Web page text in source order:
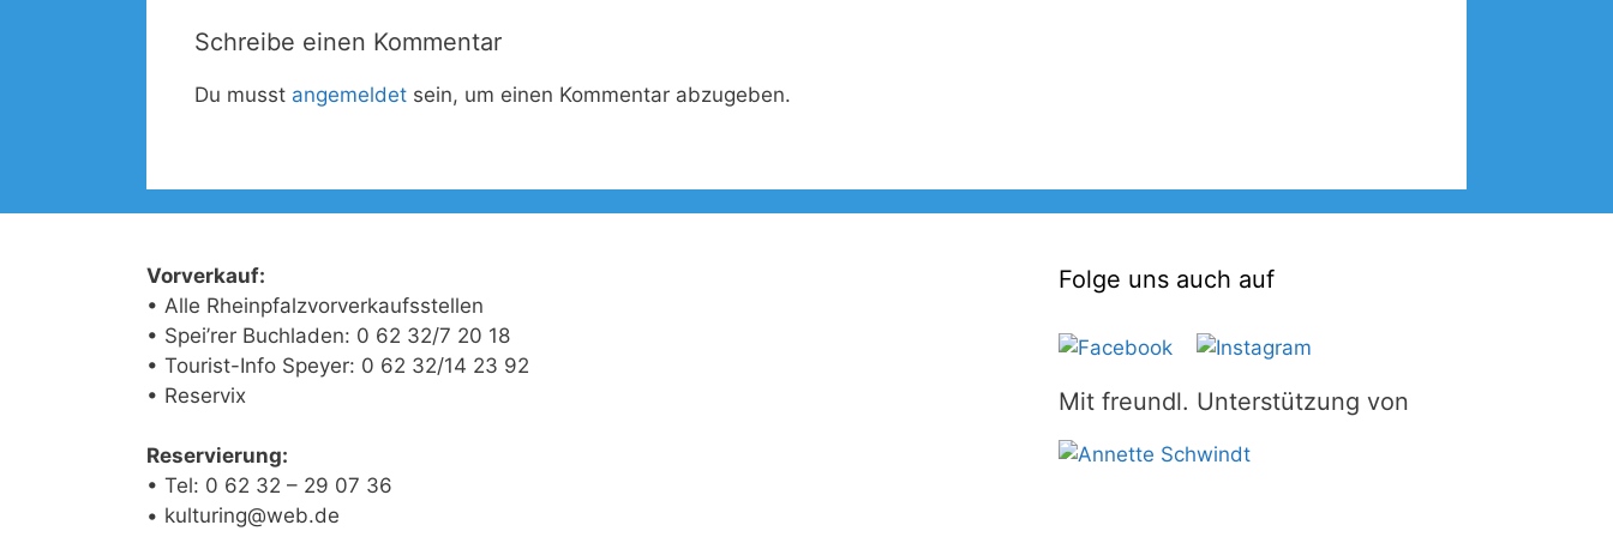
Schreibe einen Kommentar
Du musst angemeldet sein, um einen Kommentar abzugeben.
Vorverkauf:
• Alle Rheinpfalzvorverkaufsstellen
• Spei’rer Buchladen: 0 62 32/7 20 18
• Tourist-Info Speyer: 0 62 32/14 23 92
• Reservix
Reservierung:
• Tel: 0 62 32 – 29 07 36
• kulturing@web.de
Folge uns auch auf
Mit freundl. Unterstützung von